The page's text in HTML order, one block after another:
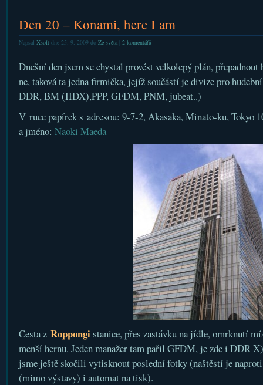
Den 20 – Konami, here I am
Napsal Xsoftdne 25. 9. 2009 do Ze světa| 2 komentářů
Dnešní den jsem se chystal provést velkolepý plán,
ne, taková ta jedna firmička, jejíž součástí je divize pro
DDR, BM (IIDX),PPP, GFDM, PNM, jubeat..)
V ruce papírek s adresou: 9-7-2, Akasaka, Minato-ku, Tokyo
a jméno: Naoki Maeda
Cesta z Roppongi stanice, přes zastávku na jídle, omrknutí
menší hernu. Jeden manažer tam pařil GFDM, je zde i DDR
jsme ještě skočili vytisknout poslední fotky (naštěstí je
(mimo výstavy) i automat na tisk).